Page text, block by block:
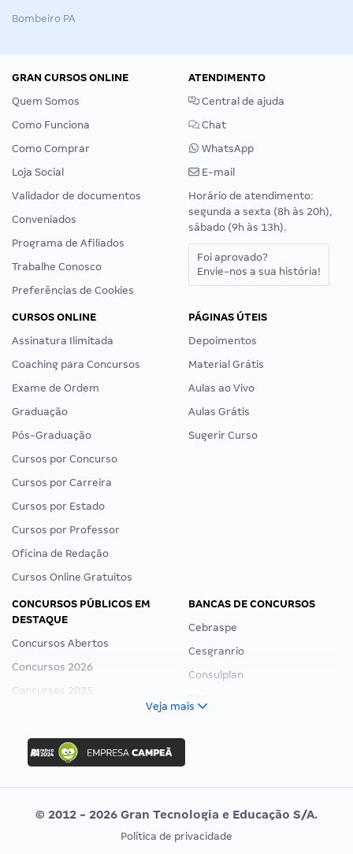
Bombeiro PA
GRAN CURSOS ONLINE
Quem Somos
Como Funciona
Como Comprar
Loja Social
Validador de documentos
Conveniados
Programa de Afiliados
Trabalhe Conosco
Preferências de Cookies
ATENDIMENTO
Central de ajuda
Chat
WhatsApp
E-mail
Horário de atendimento:
segunda a sexta (8h às 20h),
sábado (9h às 13h).
Foi aprovado?
Envie-nos a sua história!
CURSOS ONLINE
Assinatura Ilimitada
Coaching para Concursos
Exame de Ordem
Graduação
Pós-Graduação
Cursos por Concurso
Cursos por Carreira
Cursos por Estado
Cursos por Professor
Oficina de Redação
Cursos Online Gratuitos
PÁGINAS ÚTEIS
Depoimentos
Material Grátis
Aulas ao Vivo
Aulas Grátis
Sugerir Curso
CONCURSOS PÚBLICOS EM
DESTAQUE
Concursos Abertos
Concursos 2026
Concursos 2025
Concurso Ibama
Concurso MPU
Editais publicados
BANCAS DE CONCURSOS
Cebraspe
Cesgranrio
Consulplan
Vunesp
CONCURSOS POR PROFISSÃO EXAME DE ORDEM
Veja mais
© 2012 - 2026 Gran Tecnologia e Educação S/A.
Política de privacidade